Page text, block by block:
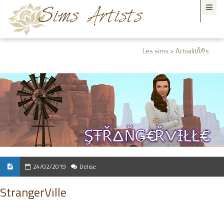
Les sims > ActualitÃ©s
24/02/2019 Delise
StrangerVille